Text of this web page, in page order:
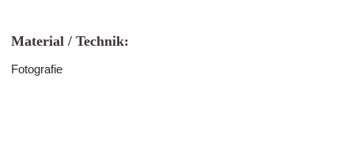
Material / Technik:
Fotografie